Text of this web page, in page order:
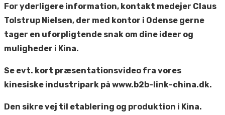
For yderligere information, kontakt medejer Claus
Tolstrup Nielsen, der med kontor i Odense gerne
tager en uforpligtende snak om dine ideer og
muligheder i Kina.
Se evt. kort præsentationsvideo fra vores
kinesiske industripark på www.b2b-link-china.dk.
Den sikre vej til etablering og produktion i Kina.